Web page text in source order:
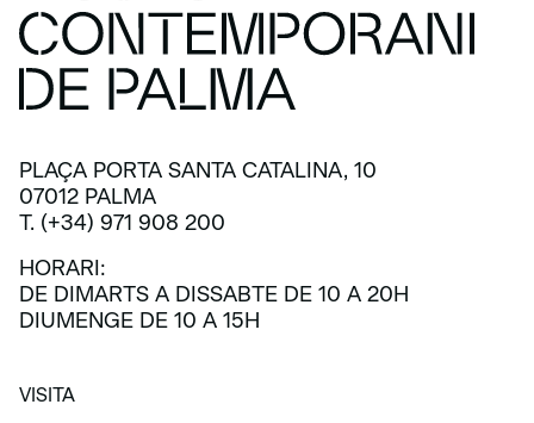
PLAÇA PORTA SANTA CATALINA, 10
07012 PALMA
T. (+34) 971 908 200
HORARI:
DE DIMARTS A DISSABTE DE 10 A 20H
DIUMENGE DE 10 A 15H
VISITA